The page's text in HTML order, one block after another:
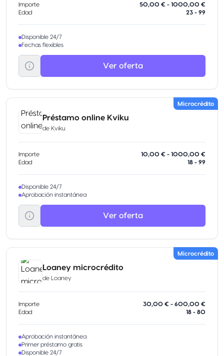
Importe
50,00 € - 1000,00 €
Edad
23 - 99
Disponible 24/7
Fechas flexibles
Ver oferta
Microcrédito
Préstamo online Kviku
de Kviku
Importe
10,00 € - 1000,00 €
Edad
18 - 99
Disponible 24/7
Aprobación instantánea
Ver oferta
Microcrédito
Loaney microcrédito
de Loaney
Importe
30,00 € - 600,00 €
Edad
18 - 80
Aprobación instantánea
Primer préstamo gratis
Disponible 24/7